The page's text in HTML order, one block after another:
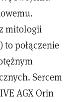
mitologii
połączenie
Sercem
AGX Orin